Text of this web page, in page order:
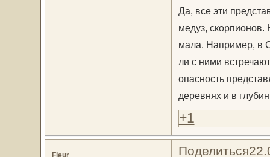
Да, все эти
медуз, скорпионов.
мала. Например, в
ли с ними
опасность
деревнях и в
+1
Поделиться
Fleur